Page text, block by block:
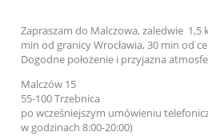
Zapraszam do Malczowa, zaledwie 1,5
min od granicy Wrocławia, 30 min od
Dogodne położenie i przyjazna
Malczów 15
55-100 Trzebnica
po wcześniejszym umówieniu
w godzinach 8:00-20:00)